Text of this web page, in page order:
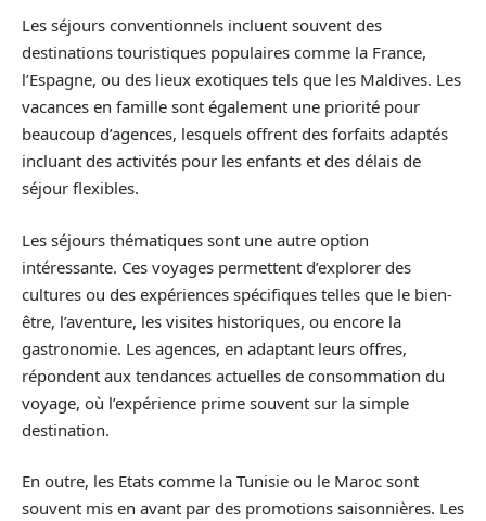
Les séjours conventionnels incluent souvent des
destinations touristiques populaires comme la France,
l’Espagne, ou des lieux exotiques tels que les Maldives. Les
vacances en famille sont également une priorité pour
beaucoup d’agences, lesquels offrent des forfaits adaptés
incluant des activités pour les enfants et des délais de
séjour flexibles.
Les séjours thématiques sont une autre option
intéressante. Ces voyages permettent d’explorer des
cultures ou des expériences spécifiques telles que le bien-
être, l’aventure, les visites historiques, ou encore la
gastronomie. Les agences, en adaptant leurs offres,
répondent aux tendances actuelles de consommation du
voyage, où l’expérience prime souvent sur la simple
destination.
En outre, les Etats comme la Tunisie ou le Maroc sont
souvent mis en avant par des promotions saisonnières. Les